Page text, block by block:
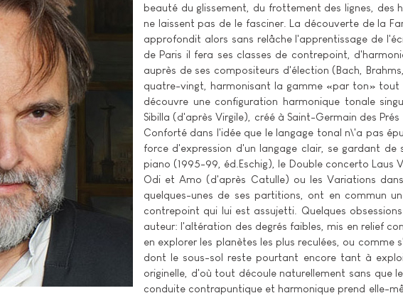
beauté du glissement, du frottement des lignes, des
ne laissent pas de le fasciner. La découverte de la
approfondit alors sans relâche l'apprentissage de
de Paris il fera ses classes de contrepoint,
auprès de ses compositeurs d'élection (Bach,
quatre-vingt, harmonisant la gamme «par ton»
découvre une configuration harmonique tonale
Sibilla (d'après Virgile), créé à Saint-Germain des Prés
Conforté dans l'idée que le langage tonal n\'a pas
force d'expression d'un langage clair, se gardant de
piano (1995-99, éd.Eschig), le Double concerto Laus
Odi et Amo (d'après Catulle) ou les Variations
quelques-unes de ses partitions, ont en commun
contrepoint qui lui est assujetti. Quelques
auteur: l'altération des degrés faibles, mis en relief
en explorer les planètes les plus reculées, ou
dont le sous-sol reste pourtant encore tant à
originelle, d'où tout découle naturellement sans que
conduite contrapuntique et harmonique prend elle-